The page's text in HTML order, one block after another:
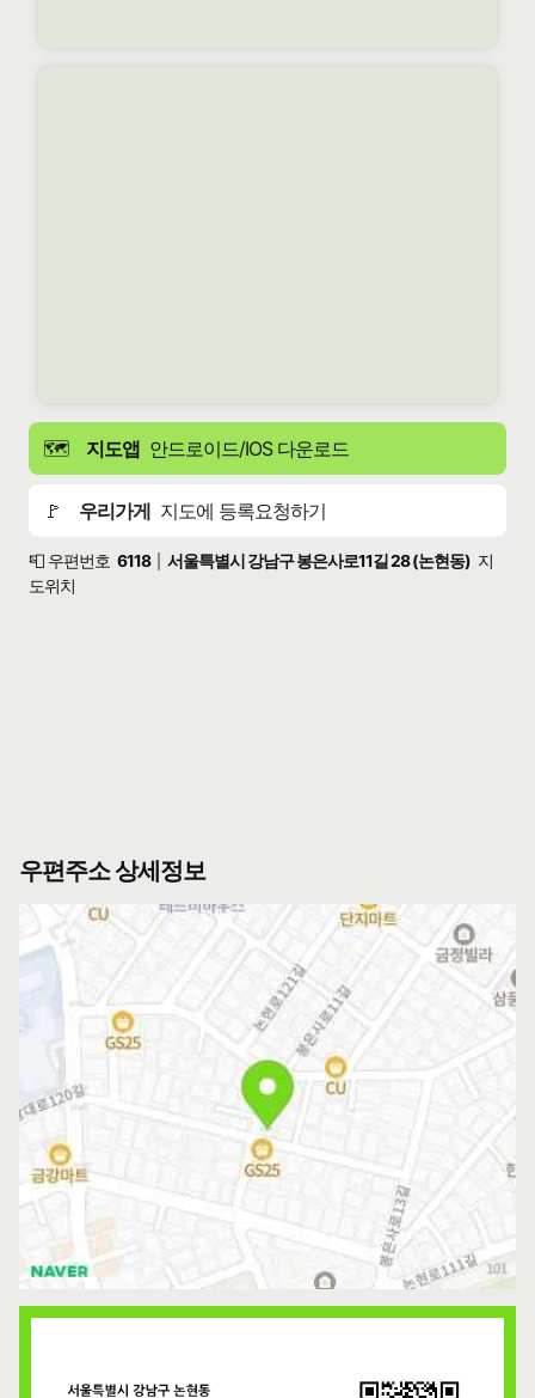
🗺️ 지도앱 안드로이드/IOS 다운로드
🚩 우리가게 지도에 등록요청하기
📮 우편번호 6118 서울특별시 강남구 봉은사로11길 28 (논현동) 지
도위치
우편주소 상세정보